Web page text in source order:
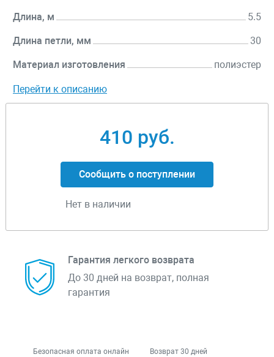
Длина, м 5.5
Длина петли, мм 30
Материал изготовления полиэстер
Перейти к описанию
410 руб.
Сообщить о поступлении
Нет в наличии
Гарантия легкого возврата
До 30 дней на возврат, полная
гарантия
Безопасная оплата онлайн Возврат 30 дней